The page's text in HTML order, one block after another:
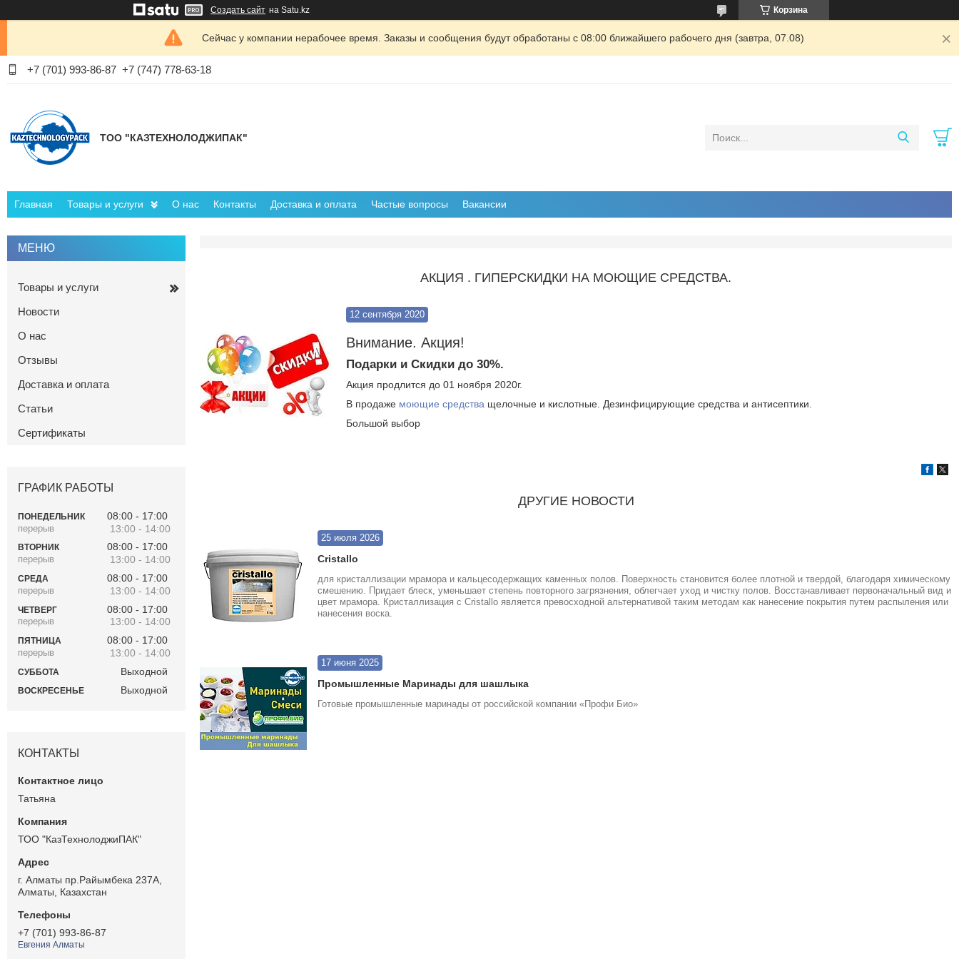
Создать сайт на Satu.kz Корзина
Сейчас у компании нерабочее время. Заказы и сообщения будут обработаны с 08:00 ближайшего рабочего дня (завтра, 07.08)
+7 (701) 993-86-87 +7 (747) 778-63-18
ТОО "КАЗТЕХНОЛОДЖИПАК"
Главная Товары и услуги О нас Контакты Доставка и оплата Частые вопросы Вакансии
АКЦИЯ . ГИПЕРСКИДКИ НА МОЮЩИЕ СРЕДСТВА.
12 сентября 2020
Внимание. Акция!
Подарки и Скидки до 30%.
Акция продлится до 01 ноября 2020г.
В продаже моющие средства щелочные и кислотные. Дезинфицирующие средства и антисептики.
Большой выбор
ДРУГИЕ НОВОСТИ
25 июля 2026
Cristallo
для кристаллизации мрамора и кальцесодержащих каменных полов. Поверхность становится более плотной и твердой, благодаря химическому
смешению. Придает блеск, уменьшает степень повторного загрязнения, облегчает уход и чистку полов. Восстанавливает первоначальный вид и
цвет мрамора. Кристаллизация с Сristallo является превосходной альтернативой таким методам как нанесение покрытия путем распыления или
нанесения воска.
17 июня 2025
Промышленные Маринады для шашлыка
Готовые промышленные маринады от российской компании «Профи Био»
Товары и услуги
Новости
О нас
Отзывы
Доставка и оплата
Статьи
Сертификаты
ГРАФИК РАБОТЫ
ПОНЕДЕЛЬНИК 08:00
17:00
13:00
14:00
ВТОРНИК 08:00
17:00
13:00
14:00
СРЕДА 08:00
17:00
13:00
14:00
ЧЕТВЕРГ 08:00
17:00
13:00
14:00
ПЯТНИЦА 08:00
17:00
13:00
14:00
СУББОТА Выходной
ВОСКРЕСЕНЬЕ Выходной
КОНТАКТЫ
Татьяна
ТОО "КазТехнолоджиПАК"
г. Алматы пр.Райымбека 237А,
Алматы, Казахстан
+7 (701) 993-86-87
Евгения Алматы